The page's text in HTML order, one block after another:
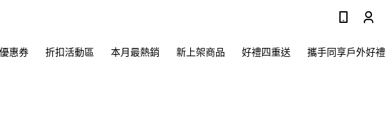
惠券 折扣活動區 本月最熱銷 新上架商品 好禮四重送 攜手同享戶外好禮